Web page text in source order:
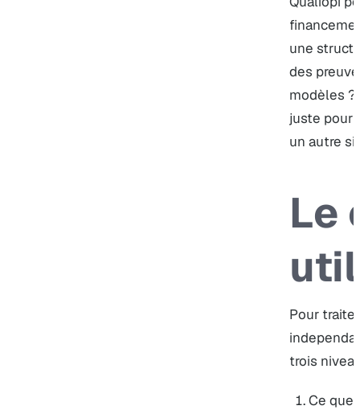
une
des
modèles ?
juste pour
un autre
Le
Pour
trois
Ce que